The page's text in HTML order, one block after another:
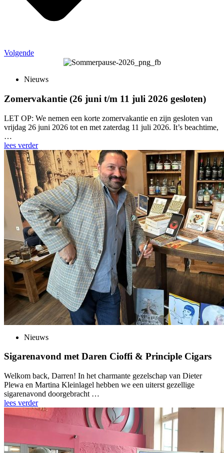
Volgende
Nieuws
Zomervakantie (26 juni t/m 11 juli 2026 gesloten)
LET OP: We nemen een korte zomervakantie en zijn gesloten van
vrijdag 26 juni 2026 tot en met zaterdag 11 juli 2026. It’s beachtime,
…
lees verder
Nieuws
Sigarenavond met Daren Cioffi & Principle Cigars
Welkom back, Darren! In het charmante gezelschap van Dieter
Plewa en Martina Kleinlagel hebben we een uiterst gezellige
sigarenavond doorgebracht …
lees verder